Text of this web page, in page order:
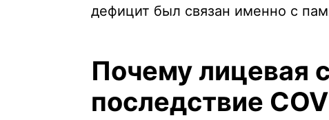
дефицит был связан именно с
Почему лицевая
последствие